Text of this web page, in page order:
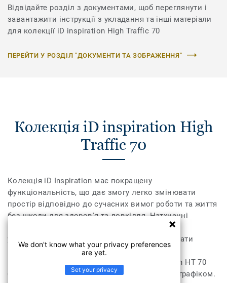
Відвідайте розділ з документами, щоб переглянути і
завантажити інструкції з укладання та інші матеріали
для колекції iD inspiration High Traffic 70
ПЕРЕЙТИ У РОЗДІЛ "ДОКУМЕНТИ ТА ЗОБРАЖЕННЯ"
Колекція iD inspiration High
Traffic 70
Колекція iD Inspiration має покращену
функціональність, що дає змогу легко змінювати
простір відповідно до сучасних вимог роботи та життя
без шкоди для здоров'я та довкілля. Натхненні
ультрареалістичним друком, дають змогу обрати
найкращі природні дизайни для створення
гармонійного інтер'єру. Колекція iD Inspiration HT 70
було розроблено для приміщень із високим трафіком.
We don't know what your privacy preferences
are yet.
Set your privacy